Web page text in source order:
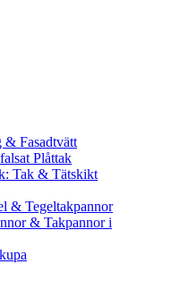
& Fasadtvätt
Plåttak
Tak & Tätskikt
& Tegeltakpannor
& Takpannor i